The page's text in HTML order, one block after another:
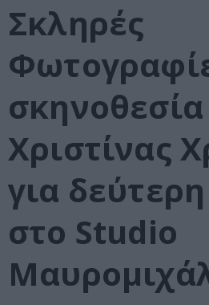
Σκληρές
σκηνοθεσία
Χριστίνας
για
στο Studio